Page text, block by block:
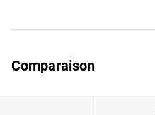
Comparaison